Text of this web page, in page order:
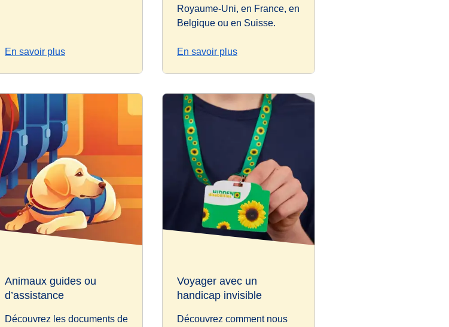
En savoir plus
Royaume-Uni, en France, en
Belgique ou en Suisse.
En savoir plus
Animaux guides ou
d’assistance
Découvrez les documents de
Voyager avec un
handicap invisible
Découvrez comment nous